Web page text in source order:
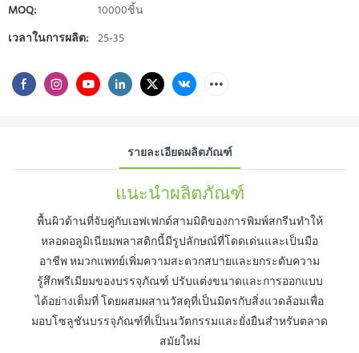
MOQ:
10000ชิ้น
เวลาในการผลิต: 25-35
รายละเอียดผลิตภัณฑ์
แนะนำผลิตภัณฑ์
พื้นผิวด้านที่จับคู่กับเอฟเฟกต์สามมิติของการพิมพ์สกรีนทำให้
หลอดอลูมิเนียมพลาสติกนี้มีรูปลักษณ์ที่โดดเด่นและเป็นมือ
อาชีพ หมวกแพทย์เพิ่มความสะดวกสบายและยกระดับความ
รู้สึกพรีเมียมของบรรจุภัณฑ์ ปรับแต่งขนาดและการออกแบบ
ได้อย่างเต็มที่ โดยผสมผสานวัสดุที่เป็นมิตรกับสิ่งแวดล้อมเพื่อ
มอบโซลูชันบรรจุภัณฑ์ที่เป็นนวัตกรรมและยั่งยืนสำหรับตลาด
สมัยใหม่